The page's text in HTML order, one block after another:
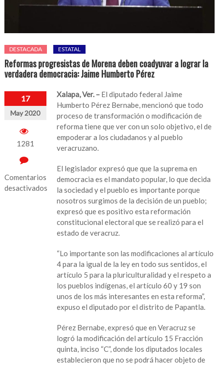
DESTACADA ESTATAL
Reformas progresistas de Morena deben coadyuvar a lograr la
verdadera democracia: Jaime Humberto Pérez
17
May 2020
1281
Comentarios
desactivados
Xalapa, Ver. – El diputado federal Jaime
Humberto Pérez Bernabe, mencionó que todo
proceso de transformación o modificación de
reforma tiene que ver con un solo objetivo, el de
empoderar a los ciudadanos y al pueblo
veracruzano.
El legislador expresó que que la suprema en
democracia es el mandato popular, lo que decida
la sociedad y el pueblo es importante porque
nosotros surgimos de la decisión de un pueblo;
expresó que es positivo esta reformación
constitucional electoral que se realizó para el
estado de veracruz.
“Lo importante son las modificaciones al artículo
4 para la igual de la ley en todo sus sentidos, el
artículo 5 para la pluriculturalidad y el respeto a
los pueblos indígenas, el artículo 60 y 19 son
unos de los más interesantes en esta reforma”,
expuso el diputado por el distrito de Papantla.
Pérez Bernabe, expresó que en Veracruz se
logró la modificación del artículo 15 Fracción
quinta, inciso “C”, donde los diputados locales
establecieron que no se podrá hacer objeto de